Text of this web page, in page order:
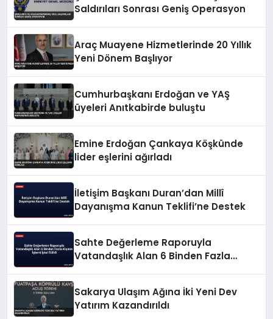
Saldırıları Sonrası Geniş Operasyon
Araç Muayene Hizmetlerinde 20 Yıllık
Yeni Dönem Başlıyor
Cumhurbaşkanı Erdoğan ve YAŞ
üyeleri Anıtkabirde buluştu
Emine Erdoğan Çankaya Köşkünde
lider eşlerini ağırladı
İletişim Başkanı Duran’dan Millî
Dayanışma Kanun Teklifi’ne Destek
Sahte Değerleme Raporuyla
Vatandaşlık Alan 6 Binden Fazla
Sakarya Ulaşım Ağına İki Yeni Dev
Yatırım Kazandırıldı